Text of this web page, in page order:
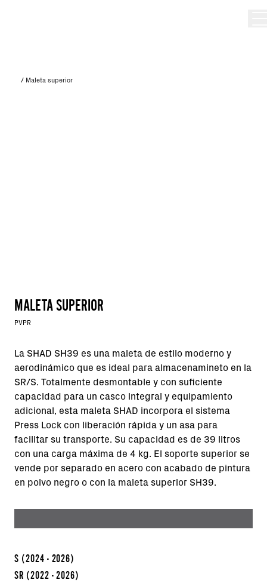
/ Maleta superior
MALETA SUPERIOR
PVPR
La SHAD SH39 es una maleta de estilo moderno y
aerodinámico que es ideal para almacenamineto en la
SR/S. Totalmente desmontable y con suficiente
capacidad para un casco integral y equipamiento
adicional, esta maleta SHAD incorpora el sistema
Press Lock con liberación rápida y un asa para
facilitar su transporte. Su capacidad es de 39 litros
con una carga máxima de 4 kg. El soporte superior se
vende por separado en acero con acabado de pintura
en polvo negro o con la maleta superior SH39.
S (2024 - 2026)
SR (2022 - 2026)